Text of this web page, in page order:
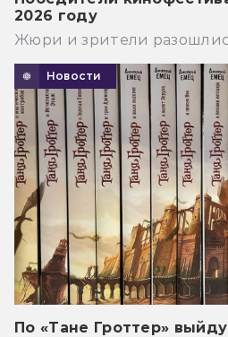
2026 году
Жюри и зрители
Новости
По «Тане Гроттер»